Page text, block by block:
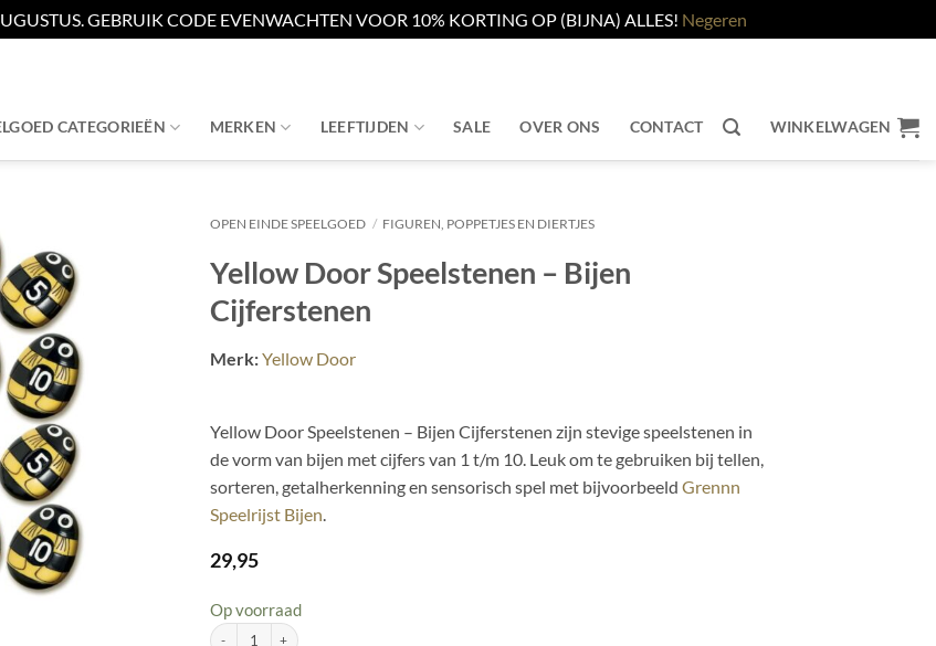
GEBRUIK CODE EVENWACHTEN VOOR 10% KORTING OP (BIJNA) ALLES! Negeren
CATEGORIEËN MERKEN LEEFTIJDEN SALE OVER ONS CONTACT WINKELWAGEN
OPEN EINDE SPEELGOED / FIGUREN, POPPETJES EN DIERTJES
Yellow Door Speelstenen – Bijen
Cijferstenen
Merk:Yellow Door
Yellow Door Speelstenen – Bijen Cijferstenen zijn stevige speelstenen in
de vorm van bijen met cijfers van 1 t/m 10. Leuk om te gebruiken bij tellen,
sorteren, getalherkenning en sensorisch spel met bijvoorbeeld Grennn
Speelrijst Bijen
29,95
Op voorraad
Yellow Door Speelstenen – Bijen Cijferstenen aantal